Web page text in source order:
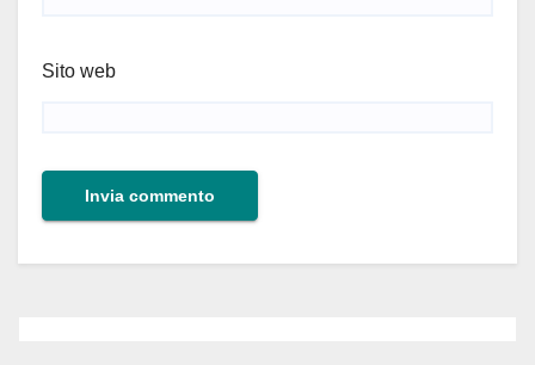
Sito web